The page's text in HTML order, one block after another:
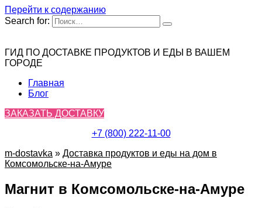
Перейти к содержанию
Search for:
ГИД ПО ДОСТАВКЕ ПРОДУКТОВ И ЕДЫ В ВАШЕМ
ГОРОДЕ
Главная
Блог
ЗАКАЗАТЬ ДОСТАВКУ
+7 (800) 222-11-00
m-dostavka » Доставка продуктов и еды на дом в
Комсомольске-на-Амуре
Магнит в Комсомольске-на-Амуре